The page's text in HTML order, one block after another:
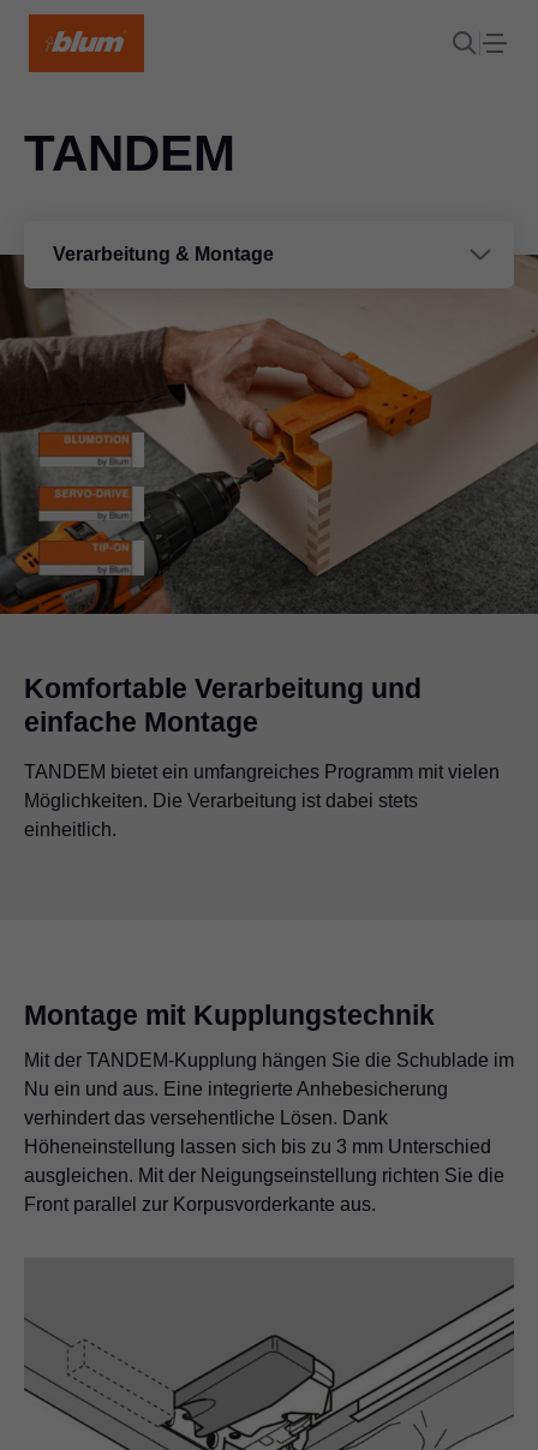
Verarbeitung & Montage
TANDEM
Komfortable Verarbeitung und
einfache Montage
TANDEM bietet ein umfangreiches Programm mit vielen
Möglichkeiten. Die Verarbeitung ist dabei stets
einheitlich.
Montage mit Kupplungstechnik
Mit der TANDEM-Kupplung hängen Sie die Schublade im
Nu ein und aus. Eine integrierte Anhebesicherung
verhindert das versehentliche Lösen. Dank
Höheneinstellung lassen sich bis zu 3 mm Unterschied
ausgleichen. Mit der Neigungseinstellung richten Sie die
Front parallel zur Korpusvorderkante aus.